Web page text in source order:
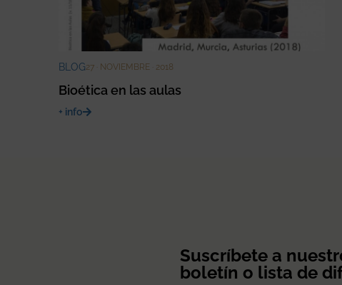
BLOG27 · NOVIEMBRE · 2018
Bioética en las aulas
+ info
Suscríbete a
boletín o lista de